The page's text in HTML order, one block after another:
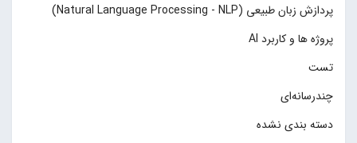
پردازش زبان طبیعی (Natural Language Processing - NLP)
پروژه ها و کاربرد AI
تست
چند‌‌رسانه‌ای
دسته بندی نشده